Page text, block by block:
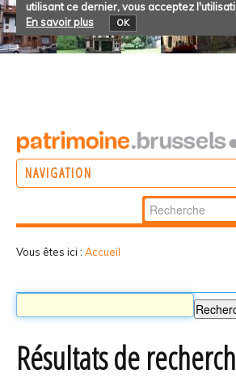
utilisant ce dernier, vous acceptez
En savoir plus
OK
NAVIGATION
Chercher par
Recherche
Vous êtes ici : Accueil
Résultats de